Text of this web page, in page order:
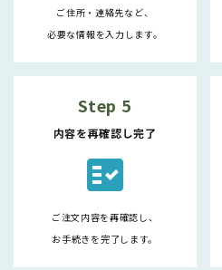
ご住所・連絡先など、
必要な情報を入力します。
Step 5
内容を再確認し完了
fact_check
ご注文内容を再確認し、
お手続きを完了します。